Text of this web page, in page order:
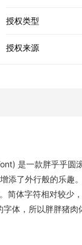
授权类型
授权来源
是一款胖乎乎圆
添了外行般的乐趣
体字符相对较少
体，所以胖胖猪